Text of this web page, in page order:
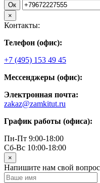
Ок
×
Контакты:
Телефон (офис):
+7 (495) 153 49 45
Мессенджеры (офис):
Электронная почта:
zakaz@zamkitut.ru
График работы (офиса):
Пн-Пт 9:00-18:00
Сб-Вс 10:00-18:00
×
Напишите нам свой вопрос